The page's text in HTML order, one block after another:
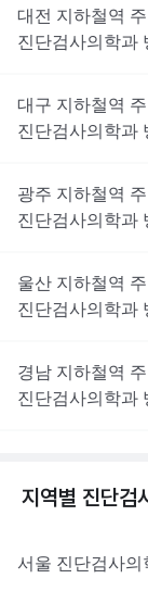
대전 지하철역 주
진단검사의학과
대구 지하철역 주
진단검사의학과
광주 지하철역 주
진단검사의학과
울산 지하철역 주
진단검사의학과
경남 지하철역 주
진단검사의학과
지역별 진단검
서울 진단검사의